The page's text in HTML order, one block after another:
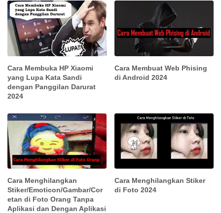
Cara Membuka HP Xiaomi
yang Lupa Kata Sandi
dengan Panggilan Darurat
2024
Cara Membuat Web Phising
di Android 2024
Cara Menghilangkan
Stiker/Emoticon/Gambar/Cor
etan di Foto Orang Tanpa
Aplikasi dan Dengan Aplikasi
Cara Menghilangkan Stiker
di Foto 2024